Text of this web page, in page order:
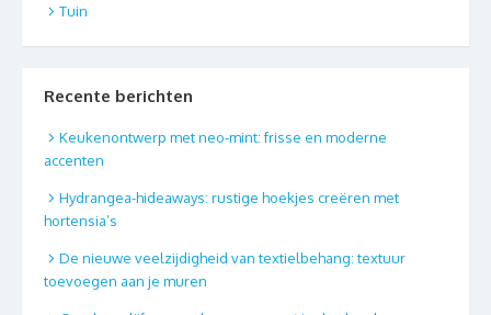
Tuin
Recente berichten
Keukenontwerp met neo-mint: frisse en moderne
accenten
Hydrangea-hideaways: rustige hoekjes creëren met
hortensia’s
De nieuwe veelzijdigheid van textielbehang: textuur
toevoegen aan je muren